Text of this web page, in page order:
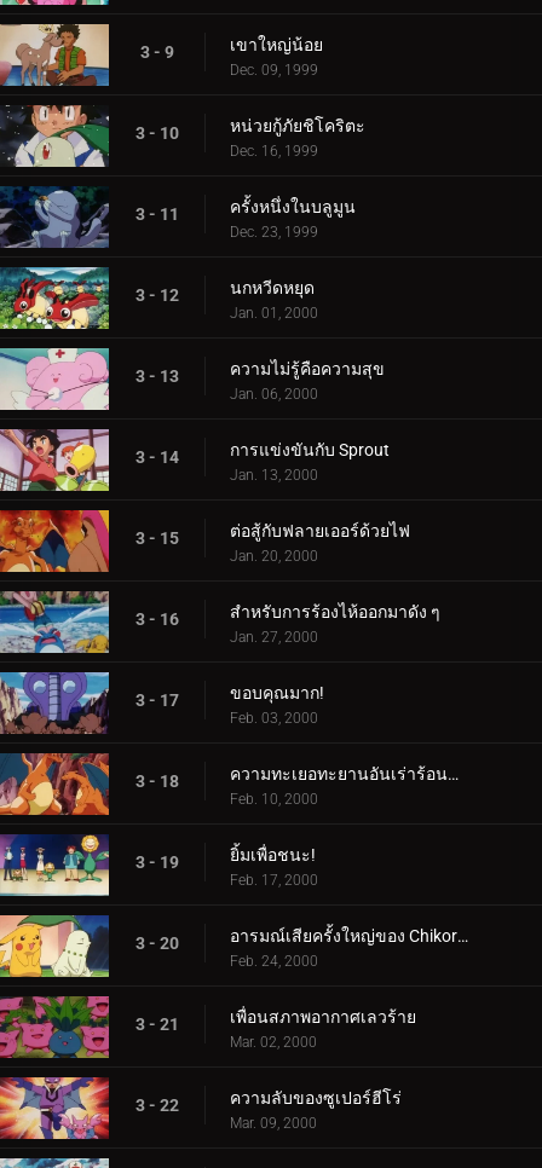
3 - 9 เขาใหญ่น้อย
Dec. 09, 1999
3 - 10 หน่วยกู้ภัยชิโคริตะ
Dec. 16, 1999
3 - 11 ครั้งหนึ่งในบลูมูน
Dec. 23, 1999
3 - 12 นกหวีดหยุด
Jan. 01, 2000
3 - 13 ความไม่รู้คือความสุข
Jan. 06, 2000
3 - 14 การแข่งขันกับ Sprout
Jan. 13, 2000
3 - 15 ต่อสู้กับฟลายเออร์ด้วยไฟ
Jan. 20, 2000
3 - 16 สำหรับการร้องไห้ออกมาดัง ๆ
Jan. 27, 2000
3 - 17 ขอบคุณมาก!
Feb. 03, 2000
3 - 18 ความทะเยอทะยานอันเร่าร้อนของ Charizard
Feb. 10, 2000
3 - 19 ยิ้มเพื่อชนะ!
Feb. 17, 2000
3 - 20 อารมณ์เสียครั้งใหญ่ของ Chikorita
Feb. 24, 2000
3 - 21 เพื่อนสภาพอากาศเลวร้าย
Mar. 02, 2000
3 - 22 ความลับของซูเปอร์ฮีโร่
Mar. 09, 2000